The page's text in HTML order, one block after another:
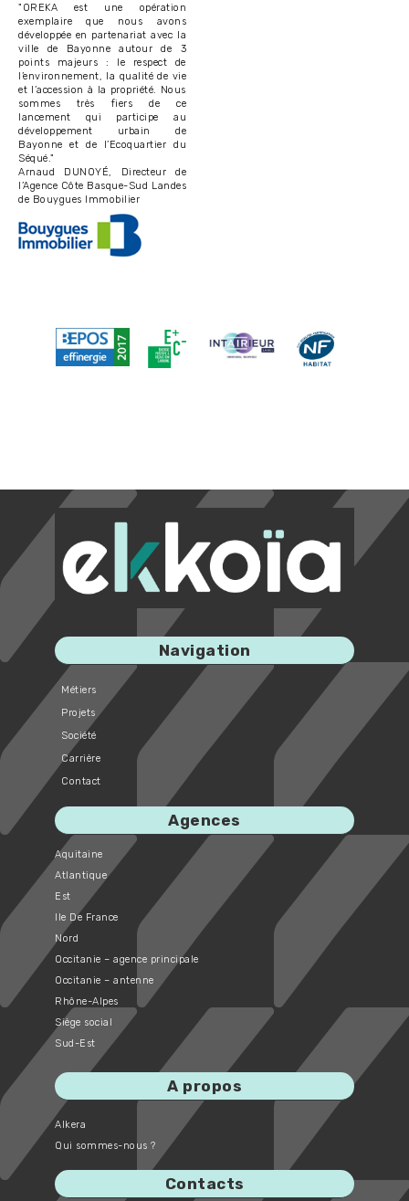
"OREKA est une opération
exemplaire que nous avons
développée en partenariat avec la
ville de Bayonne autour de 3
points majeurs : le respect de
l’environnement, la qualité de vie
et l’accession à la propriété. Nous
sommes très fiers de ce
lancement qui participe au
développement urbain de
Bayonne et de l’Ecoquartier du
Séqué."
Arnaud DUNOYÉ, Directeur de
l’Agence Côte Basque-Sud Landes
de Bouygues Immobilier
Image Image Image Image
Navigation
Métiers
Projets
Société
Carrière
Contact
Agences
Aquitaine
Atlantique
Est
Ile De France
Nord
Occitanie – agence principale
Occitanie – antenne
Rhône-Alpes
Siège social
Sud-Est
A propos
Alkera
Qui sommes-nous ?
Contacts